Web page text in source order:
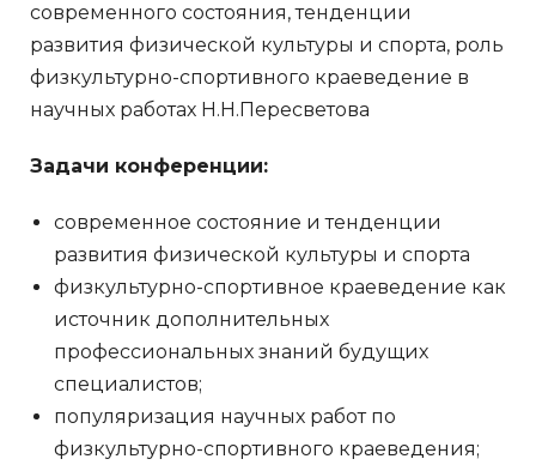
современного состояния, тенденции
развития физической культуры и спорта, роль
физкультурно-спортивного краеведение в
научных работах Н.Н.Пересветова
Задачи конференции:
современное состояние и тенденции
развития физической культуры и спорта
физкультурно-спортивное краеведение как
источник дополнительных
профессиональных знаний будущих
специалистов;
популяризация научных работ по
физкультурно-спортивного краеведения;